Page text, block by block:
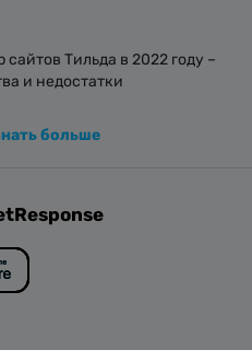
сайтов Тильда в 2022 году –
и недостатки
больше